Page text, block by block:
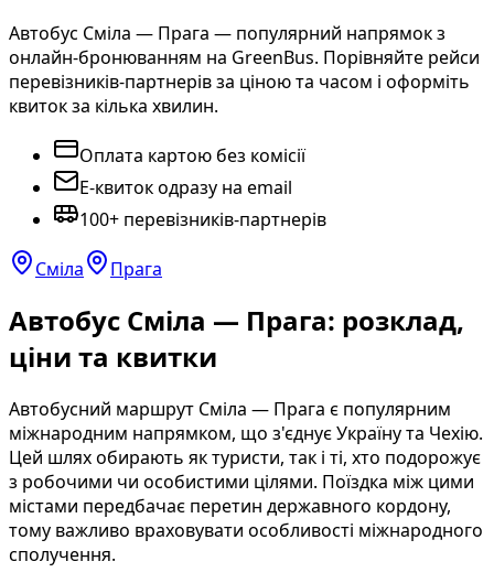
Автобус Сміла — Прага — популярний напрямок з
онлайн-бронюванням на GreenBus. Порівняйте рейси
перевізників-партнерів за ціною та часом і оформіть
квиток за кілька хвилин.
Оплата картою без комісії
E-квиток одразу на email
100+ перевізників-партнерів
Сміла Прага
Автобус Сміла — Прага: розклад,
ціни та квитки
Автобусний маршрут Сміла — Прага є популярним
міжнародним напрямком, що з'єднує Україну та Чехію.
Цей шлях обирають як туристи, так і ті, хто подорожує
з робочими чи особистими цілями. Поїздка між цими
містами передбачає перетин державного кордону,
тому важливо враховувати особливості міжнародного
сполучення.